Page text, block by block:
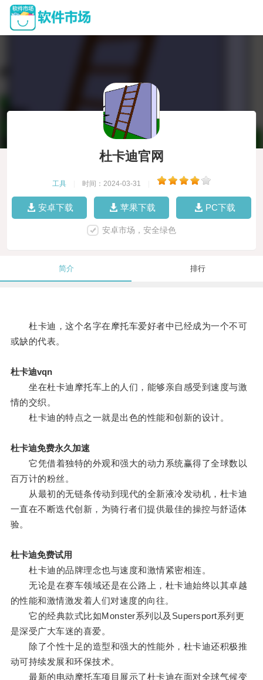
杜卡迪官网
工具 时间：2024-03-31
安卓下载 苹果下载 PC下载
安卓市场，安全绿色
简介 排行
杜卡迪，这个名字在摩托车爱好者中已经成为一个不可
或缺的代表。
杜卡迪vqn
坐在杜卡迪摩托车上的人们，能够亲自感受到速度与激
情的交织。
杜卡迪的特点之一就是出色的性能和创新的设计。
杜卡迪免费永久加速
它凭借着独特的外观和强大的动力系统赢得了全球数以
百万计的粉丝。
从最初的无链条传动到现代的全新液冷发动机，杜卡迪
一直在不断迭代创新，为骑行者们提供最佳的操控与舒适体
验。
杜卡迪免费试用
杜卡迪的品牌理念也与速度和激情紧密相连。
无论是在赛车领域还是在公路上，杜卡迪始终以其卓越
的性能和激情激发着人们对速度的向往。
它的经典款式比如Monster系列以及Supersport系列更
是深受广大车迷的喜爱。
除了个性十足的造型和强大的性能外，杜卡迪还积极推
动可持续发展和环保技术。
最新的电动摩托车项目展示了杜卡迪在面对全球气候变